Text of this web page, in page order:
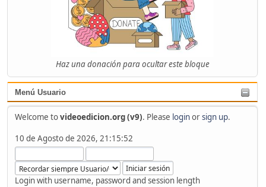
Haz una donación para ocultar este bloque
Menú Usuario
Welcome tovideoedicion.org (v9). Please loginorsign up.
10 de Agosto de 2026, 21:15:52
Login with username, password and session length